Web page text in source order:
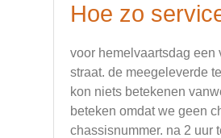
Hoe zo
voor hemelvaartsdag een
straat. de meegeleverde
kon niets betekenen
beteken omdat we geen
chassisnummer. na 2 uur